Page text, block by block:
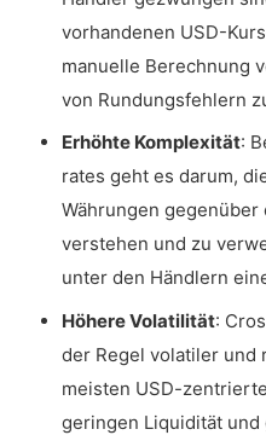
vorhandenen USD-
manuelle Berechnung
von Rundungsfehlern
Erhöhte Komplexität:
rates geht es darum,
Währungen
verstehen und zu
unter den Händlern
Höhere Volatilität:
der Regel volatiler und
meisten USD-
geringen Liquidität